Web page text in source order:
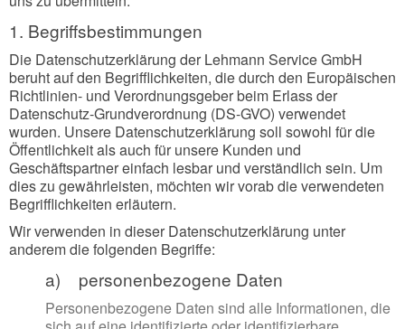
1. Begriffsbestimmungen
Die Datenschutzerklärung der Lehmann Service GmbH
beruht auf den Begrifflichkeiten, die durch den Europäischen
Richtlinien- und Verordnungsgeber beim Erlass der
Datenschutz-Grundverordnung (DS-GVO) verwendet
wurden. Unsere Datenschutzerklärung soll sowohl für die
Öffentlichkeit als auch für unsere Kunden und
Geschäftspartner einfach lesbar und verständlich sein. Um
dies zu gewährleisten, möchten wir vorab die verwendeten
Begrifflichkeiten erläutern.
Wir verwenden in dieser Datenschutzerklärung unter
anderem die folgenden Begriffe:
a) personenbezogene Daten
Personenbezogene Daten sind alle Informationen, die